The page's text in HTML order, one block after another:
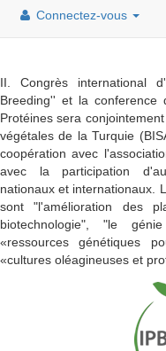
Connectez-vous
II. Congrès international
Breeding'' et la conference
Protéines sera
végétales de la Turquie
coopération avec
avec la participation
nationaux et internationaux.
sont "l'amélioration des
biotechnologie", "le
«ressources génétiques
«cultures oléagineuses et